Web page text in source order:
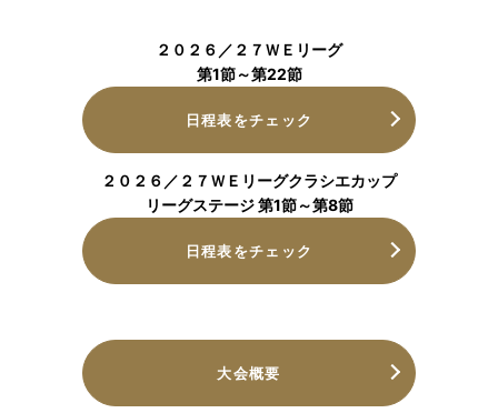
２０２６／２７ＷＥリーグ
第1節～第22節
日程表をチェック
２０２６／２７ＷＥリーグクラシエカップ
リーグステージ 第1節～第8節
日程表をチェック
大会概要